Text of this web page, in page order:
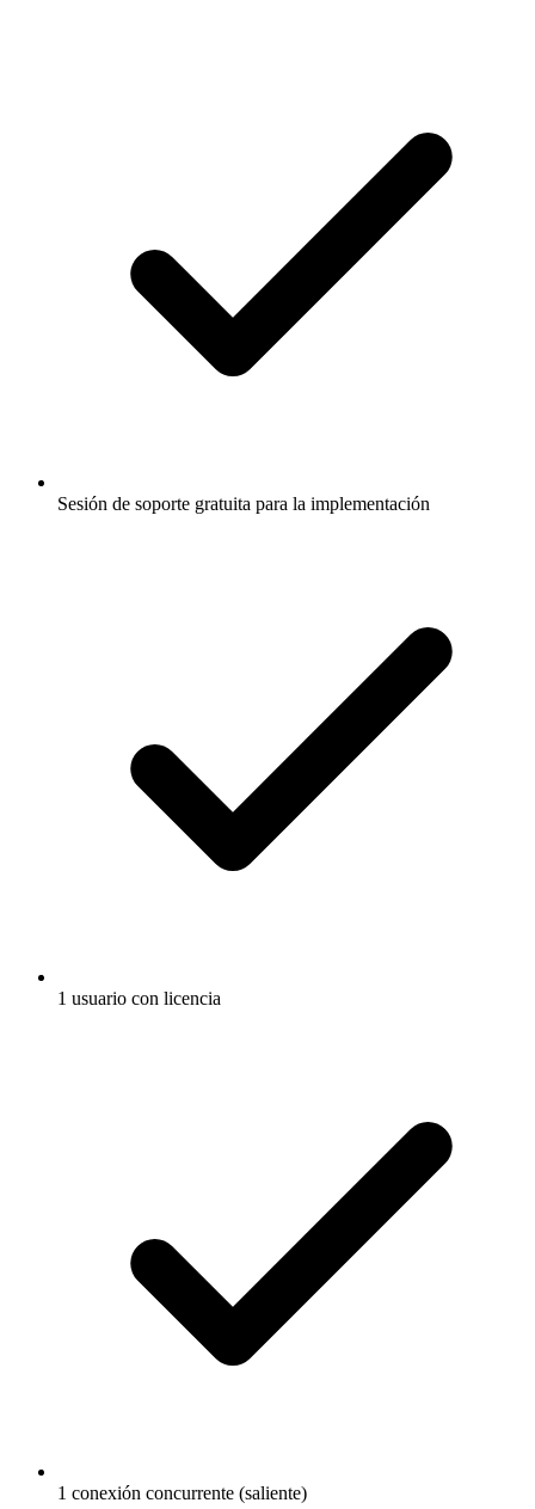
Sesión de soporte gratuita para la implementación
1 usuario con licencia
1 conexión concurrente (saliente)